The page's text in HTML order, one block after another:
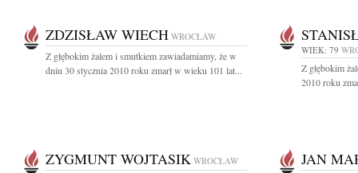
ZDZISŁAW WIECH WROCŁAW
Z głębokim żalem i smutkiem zawiadamiamy, że w
dniu 30 stycznia 2010 roku zmarł w wieku 101 lat...
WIEK: 79
Z głębokim
2010 roku
ZYGMUNT WOJTASIK WROCŁAW JAN